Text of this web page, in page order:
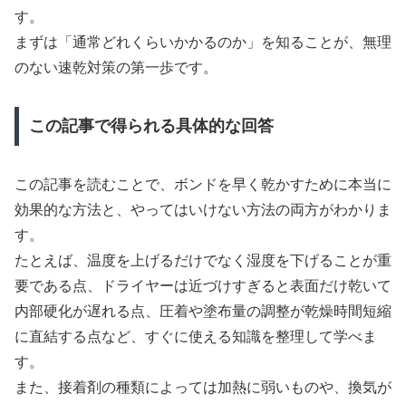
す。
まずは「通常どれくらいかかるのか」を知ることが、無理
のない速乾対策の第一歩です。
この記事で得られる具体的な回答
この記事を読むことで、ボンドを早く乾かすために本当に
効果的な方法と、やってはいけない方法の両方がわかりま
す。
たとえば、温度を上げるだけでなく湿度を下げることが重
要である点、ドライヤーは近づけすぎると表面だけ乾いて
内部硬化が遅れる点、圧着や塗布量の調整が乾燥時間短縮
に直結する点など、すぐに使える知識を整理して学べま
す。
また、接着剤の種類によっては加熱に弱いものや、換気が